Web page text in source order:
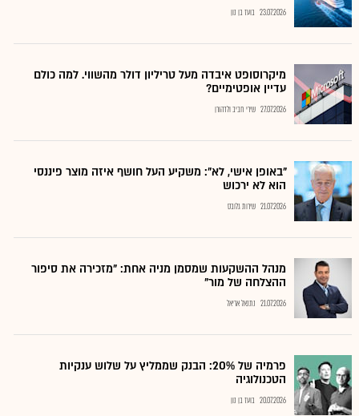
23.07.2026 בועז בן נון
מיקרוסופט איבדה מעל טריליון דולר מהשווי. למה כולם
עדיין אופטימיים?
27.07.2026 שירי חביב ולדהורן
"באופן אישי, לא": משקיע העל חושף איזה מוצר פיננסי
הוא לא ירכוש
21.07.2026 שירות גלובס
מנהל ההשקעות שמסמן מניה אחת: "מזכירה את סיפור
ההצלחה של מור"
21.07.2026 נתנאל אריאל
פרמיה של 20%: הבנק שממליץ על שלוש ענקיות
הטכנולוגיה
20.07.2026 בועז בן נון